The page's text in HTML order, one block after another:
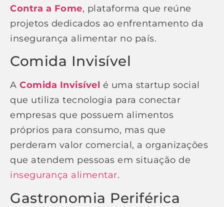
Contra a Fome, plataforma que reúne
projetos dedicados ao enfrentamento da
insegurança alimentar no país.
Comida Invisível
A Comida Invisível é uma startup social
que utiliza tecnologia para conectar
empresas que possuem alimentos
próprios para consumo, mas que
perderam valor comercial, a organizações
que atendem pessoas em situação de
insegurança alimentar.
Gastronomia Periférica